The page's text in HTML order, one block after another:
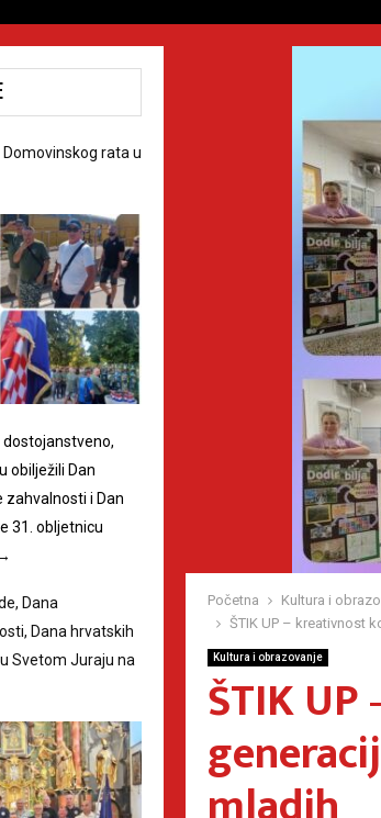
Početna
Kultura i
ŠTIK UP – kreativnost
Kultura i obrazovanje
ŠTIK
rata u
obilježili Dan
zahvalnosti i Dan
31. obljetnicu
Dana
Dana hrvatskih
Svetom Juraju na